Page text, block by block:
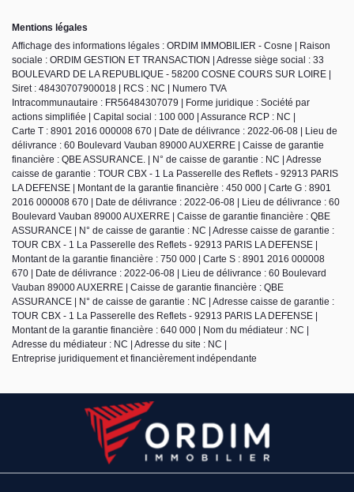
Mentions légales
Affichage des informations légales : ORDIM IMMOBILIER - Cosne | Raison
sociale : ORDIM GESTION ET TRANSACTION | Adresse siège social : 33
BOULEVARD DE LA REPUBLIQUE - 58200 COSNE COURS SUR LOIRE |
Siret : 48430707900018 | RCS : NC | Numero TVA
Intracommunautaire : FR56484307079 | Forme juridique : Société par
actions simplifiée | Capital social : 100 000 | Assurance RCP : NC |
Carte T : 8901 2016 000008 670 | Date de délivrance : 2022-06-08 | Lieu de
délivrance : 60 Boulevard Vauban 89000 AUXERRE | Caisse de garantie
financière : QBE ASSURANCE. | N° de caisse de garantie : NC | Adresse
caisse de garantie : TOUR CBX - 1 La Passerelle des Reflets - 92913 PARIS
LA DEFENSE | Montant de la garantie financière : 450 000 | Carte G : 8901
2016 000008 670 | Date de délivrance : 2022-06-08 | Lieu de délivrance : 60
Boulevard Vauban 89000 AUXERRE | Caisse de garantie financière : QBE
ASSURANCE | N° de caisse de garantie : NC | Adresse caisse de garantie :
TOUR CBX - 1 La Passerelle des Reflets - 92913 PARIS LA DEFENSE |
Montant de la garantie financière : 750 000 | Carte S : 8901 2016 000008
670 | Date de délivrance : 2022-06-08 | Lieu de délivrance : 60 Boulevard
Vauban 89000 AUXERRE | Caisse de garantie financière : QBE
ASSURANCE | N° de caisse de garantie : NC | Adresse caisse de garantie :
TOUR CBX - 1 La Passerelle des Reflets - 92913 PARIS LA DEFENSE |
Montant de la garantie financière : 640 000 | Nom du médiateur : NC |
Adresse du médiateur : NC | Adresse du site : NC |
Entreprise juridiquement et financièrement indépendante